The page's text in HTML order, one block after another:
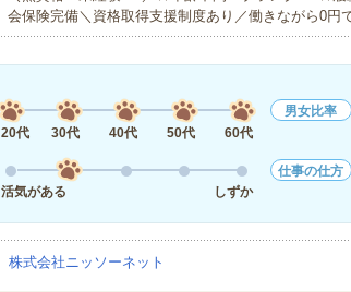
会保険完備＼資格取得支援制度あり／働きながら0円
20代
30代 40代 50代 60代
男女比率
活気がある
しずか
仕事の仕方
株式会社ニッソーネット